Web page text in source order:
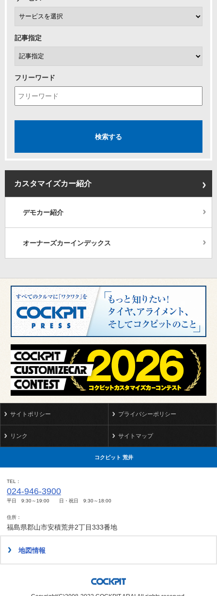
記事指定
フリーワード
カスタマイズカー紹介
デモカー紹介
オーナーズカーインデックス
サイトポリシー プライバシーポリシー
リンク サイトマップ
コクピット 荒井
TEL
024-946-3900
平日 9:30～19:00 日・祝日 9:30～18:00
住所
福島県郡山市安積荒井2丁目333番地
地図情報